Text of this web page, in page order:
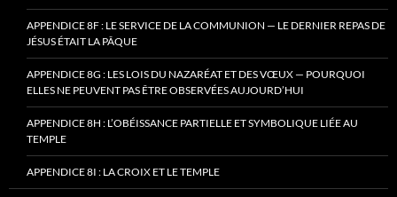
APPENDICE 8F : LE SERVICE DE LA COMMUNION — LE DERNIER REPAS DE
JÉSUS ÉTAIT LA PÂQUE
APPENDICE 8G : LES LOIS DU NAZARÉAT ET DES VŒUX — POURQUOI
ELLES NE PEUVENT PAS ÊTRE OBSERVÉES AUJOURD’HUI
APPENDICE 8H : L’OBÉISSANCE PARTIELLE ET SYMBOLIQUE LIÉE AU
TEMPLE
APPENDICE 8I : LA CROIX ET LE TEMPLE